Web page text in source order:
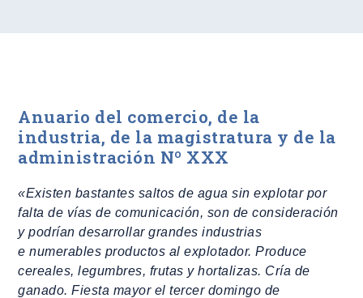
Anuario del comercio, de la
industria, de la magistratura y de la
administración Nº XXX
«Existen bastantes saltos de agua sin explotar por
falta de vías de comunicación, son de consideración
y podrían desarrollar grandes industrias
e numerables productos al explotador. Produce
cereales, legumbres, frutas y hortalizas. Cría de
ganado. Fiesta mayor el tercer domingo de